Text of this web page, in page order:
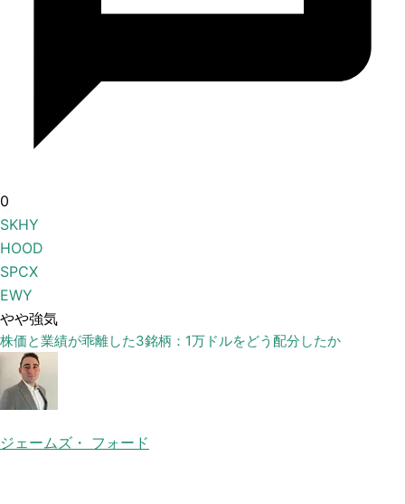
0
SKHY
HOOD
SPCX
EWY
やや強気
株価と業績が乖離した3銘柄：1万ドルをどう配分したか
ジェームズ・ フォード